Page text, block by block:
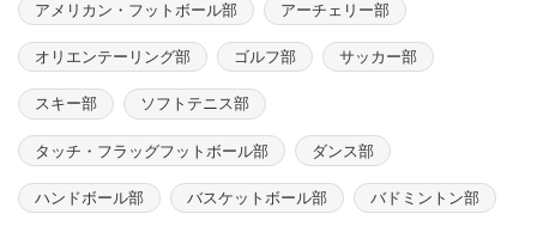
アメリカン・フットボール部 アーチェリー部
オリエンテーリング部 ゴルフ部 サッカー部
スキー部 ソフトテニス部
タッチ・フラッグフットボール部 ダンス部
ハンドボール部 バスケットボール部 バドミントン部